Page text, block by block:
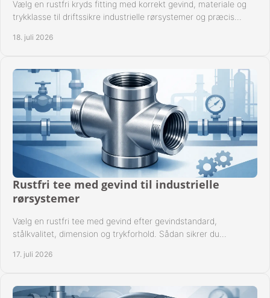
Vælg en rustfri kryds fitting med korrekt gevind, materiale og
trykklasse til driftssikre industrielle rørsystemer og præcis
18. juli 2026
Rustfri tee med gevind til industrielle
rørsystemer
Vælg en rustfri tee med gevind efter gevindstandard,
stålkvalitet, dimension og trykforhold. Sådan sikrer du
17. juli 2026